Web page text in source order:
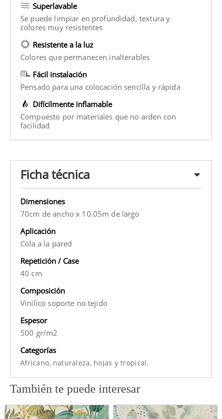
Superlavable
Se puede limpiar en profundidad, textura y
colores muy resistentes
Resistente a la luz
Colores que permanecen inalterables
Fácil instalación
Pensado para una colocación sencilla y rápida
Difícilmente inflamable
Compuesto por materiales que no arden con
facilidad
Ficha técnica
Dimensiones
70cm de ancho x 10.05m de largo
Aplicación
Cola a la pared
Repetición / Case
40 cm
Composición
Vinílico soporte no tejido
Espesor
500 gr/m2
Categorías
Africano, naturaleza, hojas ytropical.
También te puede interesar